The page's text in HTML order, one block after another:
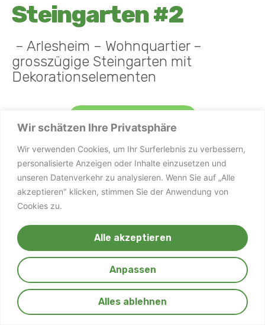
Wir schätzen Ihre Privatsphäre
Wir verwenden Cookies, um Ihr Surferlebnis zu verbessern,
personalisierte Anzeigen oder Inhalte einzusetzen und
unseren Datenverkehr zu analysieren. Wenn Sie auf „Alle
akzeptieren" klicken, stimmen Sie der Anwendung von
Cookies zu.
Anpassen
Alles ablehnen
Alle akzeptieren
Steingarten #2
– Arlesheim – Wohnquartier –
grosszügige Steingarten mit
Dekorationselementen
Ringstrasse 4, 4422 Arisdorf/BL
+41 61 961 11 75
+41 76 420 75 97
info@linde-gartenbau.ch